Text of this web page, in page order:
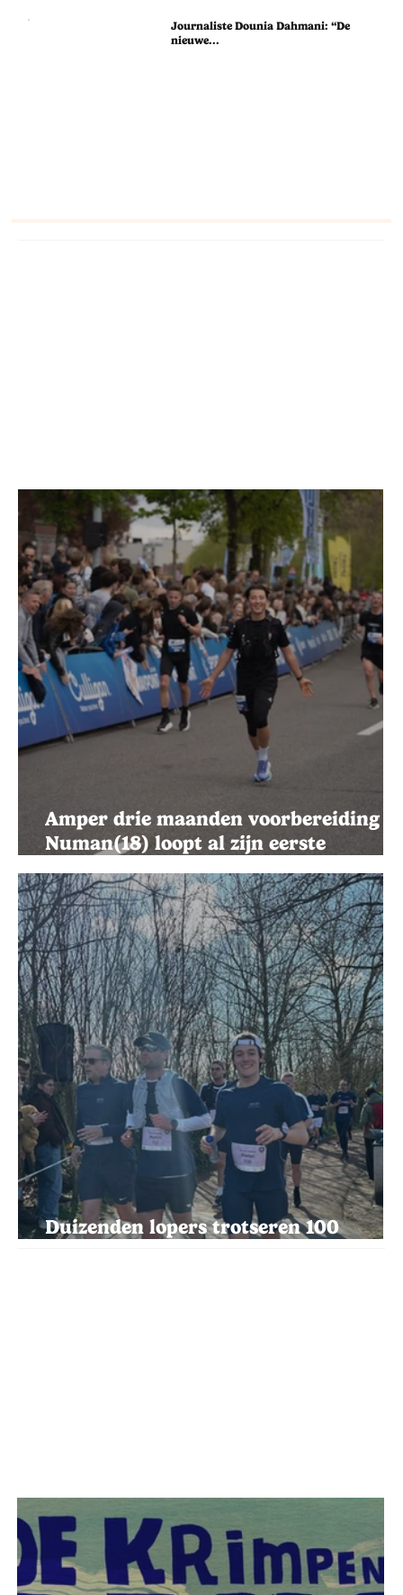
Journaliste Dounia Dahmani: “De
nieuwe...
Amper drie maanden voorbereiding
Numan(18) loopt al zijn eerste
marathon: “Iedereen zei dat ik gek
was”
Duizenden lopers trotseren 100